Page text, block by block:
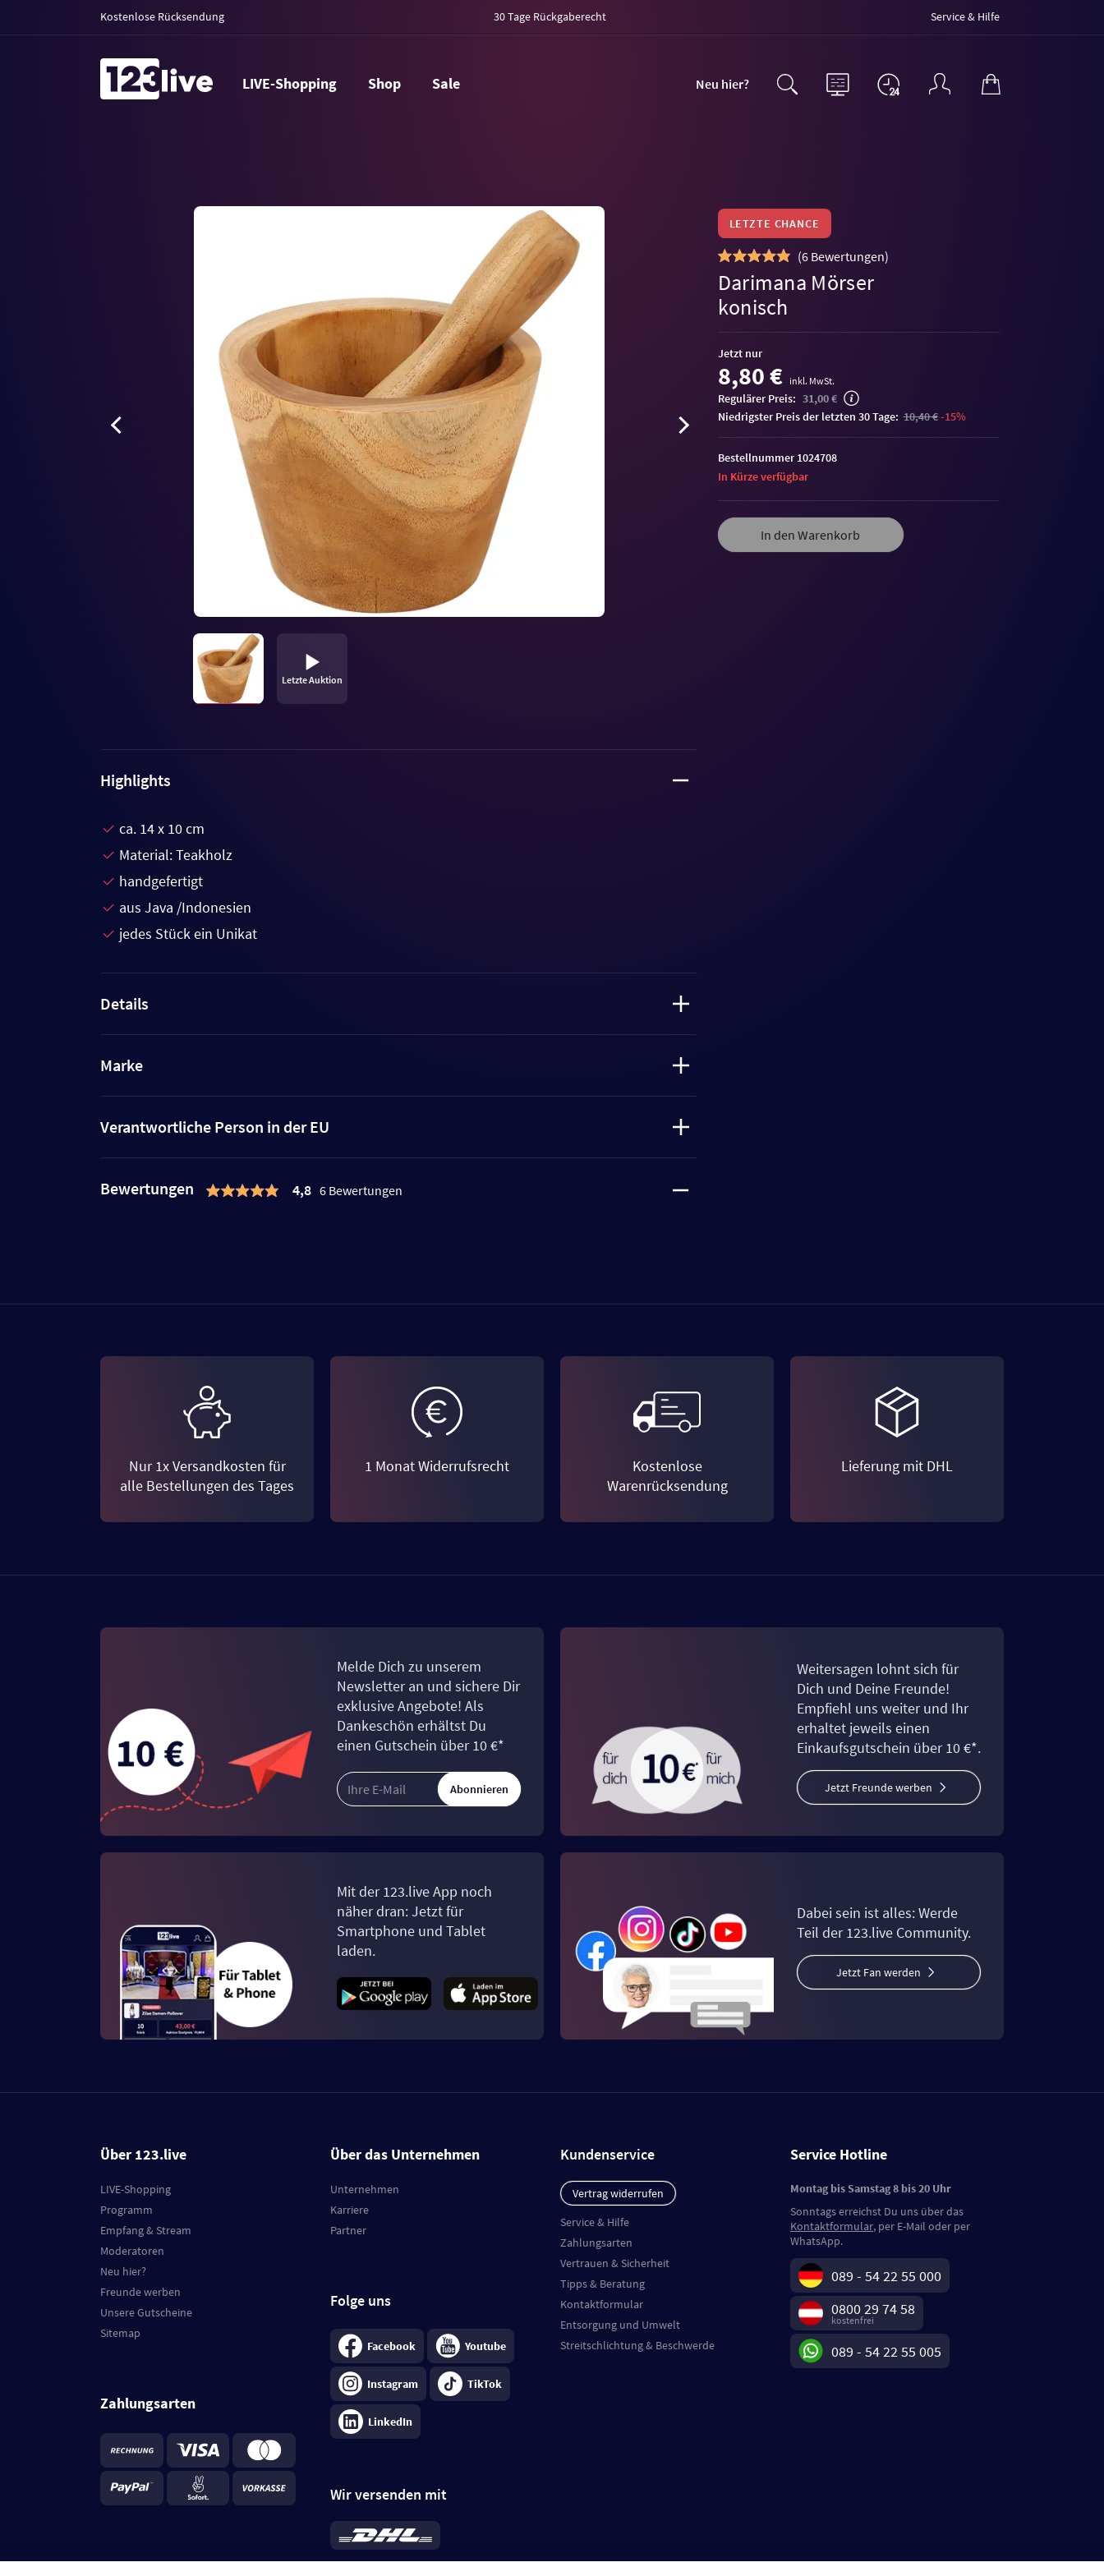
Kostenlose Rücksendung 30 Tage Rückgaberecht Service & Hilfe
LIVE-Shopping Shop Sale Neu hier?
Volume
Letzte Auktion
LETZTE CHANCE
(6 Bewertungen)
Darimana Mörser
konisch
Jetzt nur
8,80 € inkl. MwSt.
Regulärer Preis: 31,00 €
niedrigster Preis der letzten 30 Tage: 10,40 €-15%
In den Warenkorb
Bestellnummer 1024708
In Kürze verfügbar
Highlights
ca. 14 x 10 cm
Material: Teakholz
handgefertigt
aus Java /Indonesien
jedes Stück ein Unikat
Details
Marke
Verantwortliche Person in der EU
Bewertungen 4,8 6 Bewertungen
Nur 1x Versandkosten für
alle Bestellungen des Tages
1 Monat Widerrufsrecht
Kostenlose
Warenrücksendung
Lieferung mit DHL
Melde Dich zu unserem
Newsletter an und sichere Dir
exklusive Angebote! Als
Dankeschön erhältst Du
einen Gutschein über 10 €*
Abonnieren
Weitersagen lohnt sich für
Dich und Deine Freunde!
Empfiehl uns weiter und Ihr
erhaltet jeweils einen
Einkaufsgutschein über 10 €*.
Jetzt Freunde werben
Mit der 123.live App noch
näher dran: Jetzt für
Smartphone und Tablet
laden.
Dabei sein ist alles: Werde
Teil der 123.live Community.
Jetzt Fan werden
Über 123.live
LIVE-Shopping
Programm
Empfang & Stream
Moderatoren
Neu hier?
Freunde werben
Unsere Gutscheine
Sitemap
Zahlungsarten
Über das Unternehmen
Unternehmen
Karriere
Partner
Folge uns
Facebook Youtube
Instagram TikTok
LinkedIn
Wir versenden mit
*Standard 6,95 €; bei Kühlware zzgl. 0,99 €
Kundenservice
Vertrag widerrufen
Service & Hilfe
Zahlungsarten
Vertrauen & Sicherheit
Tipps & Beratung
Kontaktformular
Entsorgung und Umwelt
Streitschlichtung & Beschwerde
Service Hotline
Montag bis Samstag 8 bis 20 Uhr
Sonntags erreichst Du uns über das
Kontaktformular, per E-Mail oder per
WhatsApp.
089 - 54 22 55 000
0800 29 74 58
kostenfrei
089 - 54 22 55 005